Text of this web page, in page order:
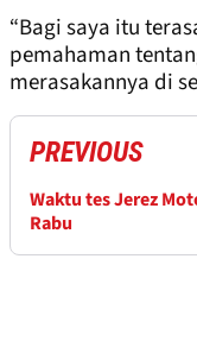
“Bagi saya itu
pemahaman
merasakannya di
PREVIOUS
Waktu tes Jerez
Rabu